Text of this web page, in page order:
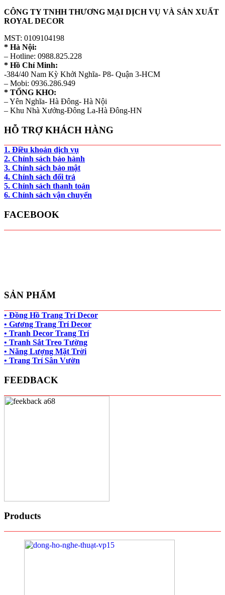
CÔNG TY TNHH THƯƠNG MẠI DỊCH VỤ VÀ SẢN XUẤT
ROYAL DECOR
MST: 0109104198
* Hà Nội:
– Hotline: 0988.825.228
* Hồ Chí Minh:
-384/40 Nam Kỳ Khởi Nghĩa- P8- Quận 3-HCM
– Mobi: 0936.286.949
* TỔNG KHO:
– Yên Nghĩa- Hà Đông- Hà Nội
– Khu Nhà Xưởng-Đông La-Hà Đông-HN
HỖ TRỢ KHÁCH HÀNG
1. Điều khoản dịch vụ
2. Chính sách bảo hành
3. Chính sách bảo mật
4. Chính sách đổi trả
5. Chính sách thanh toán
6. Chính sách vận chuyển
FACEBOOK
SẢN PHẨM
• Đồng Hồ Trang Trí Decor
• Gương Trang Trí Decor
• Tranh Decor Trang Trí
• Tranh Sắt Treo Tường
• Năng Lượng Mặt Trời
• Trang Trí Sân Vườn
FEEDBACK
Products